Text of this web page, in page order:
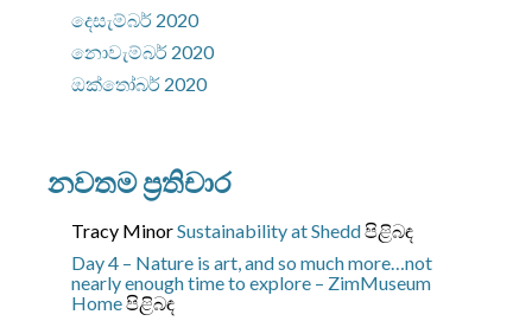
දෙසැම්බර් 2020
නොවැම්බර් 2020
ඔක්තෝබර් 2020
නවතම ප්‍රතිචාර
Tracy MinorSustainability at Sheddපිළිබඳ
Day 4 – Nature is art, and so much more…not
nearly enough time to explore – ZimMuseum
Homeපිළිබඳ